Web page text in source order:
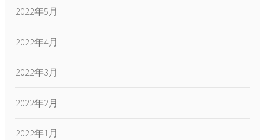
2022年5月
2022年4月
2022年3月
2022年2月
2022年1月